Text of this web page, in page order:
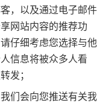
，以及通过电子邮件
网站内容的推荐功
仔细考虑您选择与他
信息将被众多人看
发；
们会向您推送有关我